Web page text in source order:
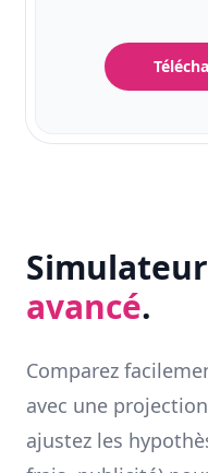
avancé.
Comparez
avec une
ajustez les